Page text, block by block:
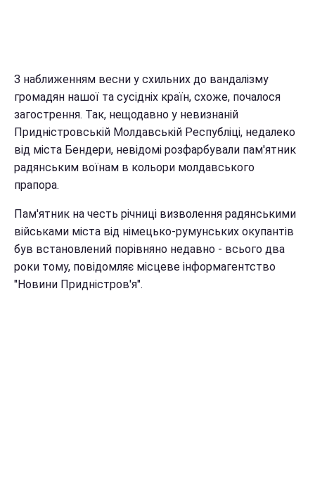
З наближенням весни у схильних до вандалізму
громадян нашої та сусідніх країн, схоже, почалося
загострення. Так, нещодавно у невизнаній
Придністровській Молдавській Республіці, недалеко
від міста Бендери, невідомі розфарбували пам'ятник
радянським воїнам в кольори молдавського
прапора.
Пам'ятник на честь річниці визволення радянськими
військами міста від німецько-румунських окупантів
був встановлений порівняно недавно - всього два
роки тому, повідомляє місцеве інформагентство
"Новини Придністров'я".